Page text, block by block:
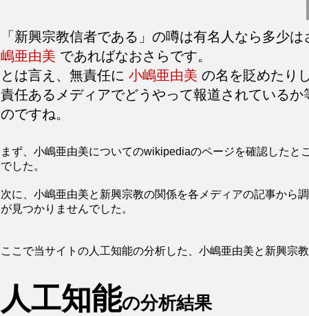
「新興宗教信者である」の噂は有名人なら多少
嶋亜由美 であればなおさらです。
とは言え、無責任に 小嶋亜由美 の名を貶めたり
責任あるメディアでどうやって報道されている
のですね。
まず、小嶋亜由美についてのwikipediaのページを確認したと
でした。
次に、小嶋亜由美と新興宗教の関係を各メディアの記事から
が見つかりませんでした。
ここで当サイトの人工知能の分析した、小嶋亜由美と新興宗
人工知能の分析結果